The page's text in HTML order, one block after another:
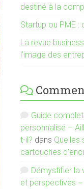
destiné à la
Startup ou PME :
La revue
l’image des
Guide
personnalisé –
t-il? dans Quelles
cartouches
Démystifier la
et perspectives –